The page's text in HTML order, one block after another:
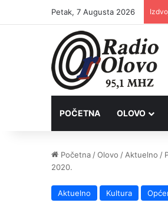
Petak, 7 Augusta 2026
POČETNA OLOVO
Početna /Olovo / Aktuelno /
2020.
Aktuelno Kultura